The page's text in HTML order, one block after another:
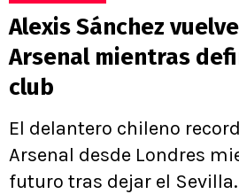
Alexis Sánchez
Arsenal mientras
club
El delantero chileno
Arsenal desde Londres
futuro tras dejar el Sevilla.